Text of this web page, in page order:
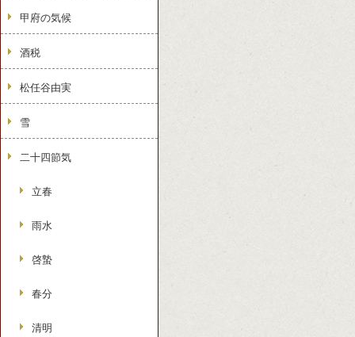
甲府の気候
酒税
松任谷由実
雪
二十四節気
立春
雨水
啓蟄
春分
清明